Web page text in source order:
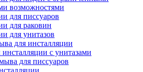
возможностями
для писсуаров
для раковин
для унитазов
для инсталляции
с унитазами
для писсуаров